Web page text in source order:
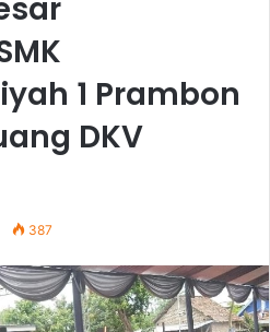
1 Prambon
DKV
387